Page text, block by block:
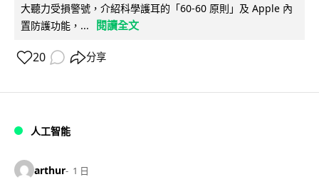
大聽力受損警號，介紹科學護耳的「60-60 原則」及 Apple 內
置防護功能，...
閱讀全文
20 分享
人工智能
arthur 1 日